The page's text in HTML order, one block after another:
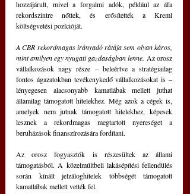
hozzájárult, mivel a forgalmi adók, például az áfa
rekordszintre nőttek, és erősítették a Kreml
költségvetési pozícióját.
A CBR rekordmagas irányadó rátája sem olyan káros,
mint amilyen egy nyugati gazdaságban lenne. Az orosz
vállalkozások nagy része ‒ beleértve a stratégiailag
fontos ágazatokban tevékenykedő vállalkozásokat is ‒
lényegesen alacsonyabb kamatlábak mellett juthat
államilag támogatott hitelekhez. Még azok a cégek is,
amelyek nem jutnak támogatott hitelekhez, képesek
lesznek a rekordmagas megtartott nyereséget a
beruházások finanszírozására fordítani.
Az orosz fogyasztók is részesültek az állami
támogatásból. A közelmúltbeli lakásépítési fellendülés
során kínált jelzáloghitelek többségét támogatott
kamatlábak mellett vették fel.